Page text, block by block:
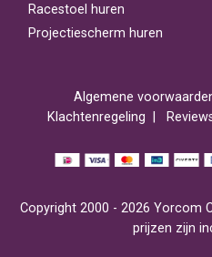
Racestoel huren
Projectiescherm huren
Algemene
Klachtenregeling
Copyright 2000 - 2026 Yorcom
prijzen zijn